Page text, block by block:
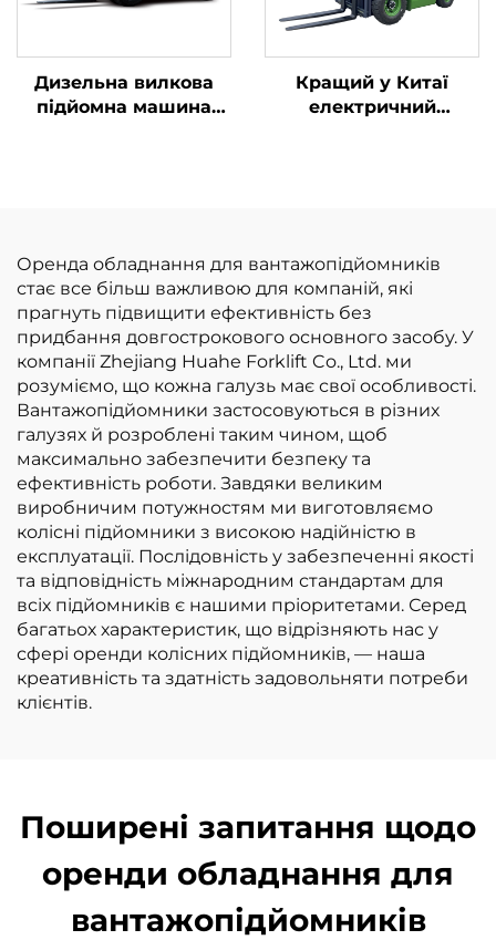
Дизельна вилкова
підйомна машина
висоту до 7 м
Кращий у Китаї
електричний
навантажувач із
літієвою батареєю
для продажу
Оренда обладнання для вантажопідйомників
стає все більш важливою для компаній, які
прагнуть підвищити ефективність без
придбання довгострокового основного засобу. У
компанії Zhejiang Huahe Forklift Co., Ltd. ми
розуміємо, що кожна галузь має свої особливості.
Вантажопідйомники застосовуються в різних
галузях й розроблені таким чином, щоб
максимально забезпечити безпеку та
ефективність роботи. Завдяки великим
виробничим потужностям ми виготовляємо
колісні підйомники з високою надійністю в
експлуатації. Послідовність у забезпеченні якості
та відповідність міжнародним стандартам для
всіх підйомників є нашими пріоритетами. Серед
багатьох характеристик, що відрізняють нас у
сфері оренди колісних підйомників, — наша
креативність та здатність задовольняти потреби
клієнтів.
Поширені запитання щодо
оренди обладнання для
вантажопідйомників